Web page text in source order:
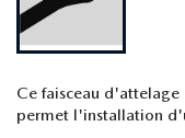
Ce faisceau
permet l'installation